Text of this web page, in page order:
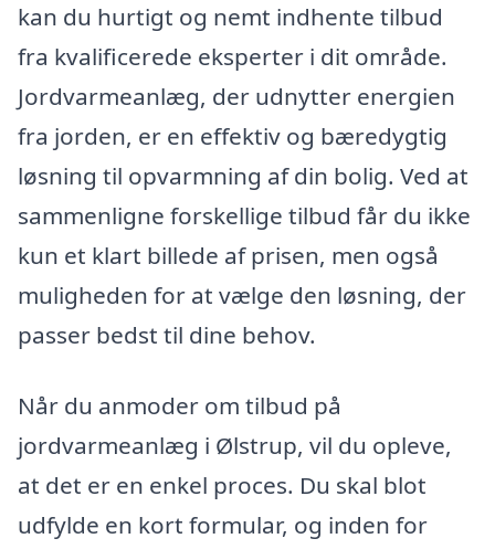
kan du hurtigt og nemt indhente tilbud
fra kvalificerede eksperter i dit område.
Jordvarmeanlæg, der udnytter energien
fra jorden, er en effektiv og bæredygtig
løsning til opvarmning af din bolig. Ved at
sammenligne forskellige tilbud får du ikke
kun et klart billede af prisen, men også
muligheden for at vælge den løsning, der
passer bedst til dine behov.
Når du anmoder om tilbud på
jordvarmeanlæg i Ølstrup, vil du opleve,
at det er en enkel proces. Du skal blot
udfylde en kort formular, og inden for